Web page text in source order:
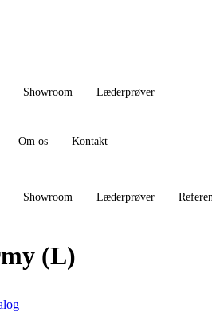
Showroom Læderprøver
Om os Kontakt
Showroom Læderprøver
(L)